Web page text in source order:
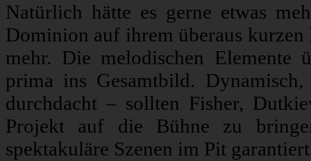
Natürlich hätte es gerne etwas
Dominion auf ihrem überaus
mehr. Die melodischen Elemente
prima ins Gesamtbild.
durchdacht – sollten Fisher,
Projekt auf die Bühne zu
spektakuläre Szenen im Pit